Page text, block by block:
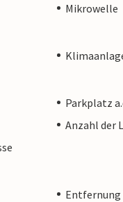
Mikrowelle
Parkplatz
Anzahl der
Entfernung